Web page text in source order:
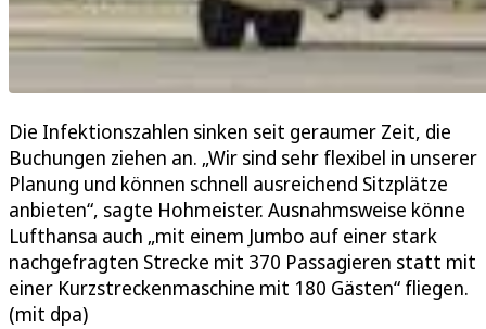
Die Infektionszahlen sinken seit geraumer Zeit, die
Buchungen ziehen an. „Wir sind sehr flexibel in unserer
Planung und können schnell ausreichend Sitzplätze
anbieten“, sagte Hohmeister. Ausnahmsweise könne
Lufthansa auch „mit einem Jumbo auf einer stark
nachgefragten Strecke mit 370 Passagieren statt mit
einer Kurzstreckenmaschine mit 180 Gästen“ fliegen.
(mit dpa)